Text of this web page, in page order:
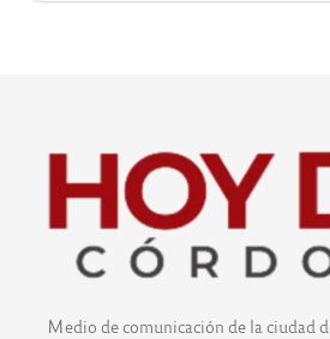
Medio de comunicación de la ciudad